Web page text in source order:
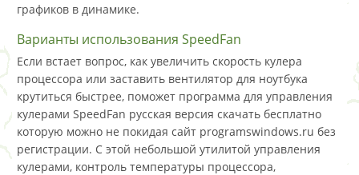
графиков в динамике.
Варианты использования SpeedFan
Если встает вопрос, как увеличить скорость кулера
процессора или заставить вентилятор для ноутбука
крутиться быстрее, поможет программа для управления
кулерами SpeedFan русская версия скачать бесплатно
которую можно не покидая сайт programswindows.ru без
регистрации. С этой небольшой утилитой управления
кулерами, контроль температуры процессора,